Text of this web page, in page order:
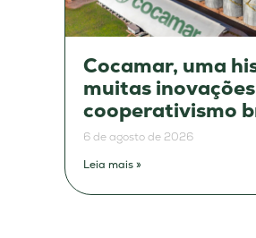
Cocamar, uma
muitas
cooperativismo
6 de agosto de 2026
Leia mais »